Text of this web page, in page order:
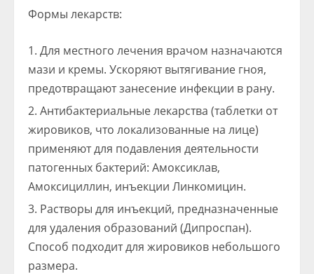
Формы лекарств:
Для местного лечения врачом назначаются
мази и кремы. Ускоряют вытягивание гноя,
предотвращают занесение инфекции в рану.
Антибактериальные лекарства (таблетки от
жировиков, что локализованные на лице)
применяют для подавления деятельности
патогенных бактерий: Амоксиклав,
Амоксициллин, инъекции Линкомицин.
Растворы для инъекций, предназначенные
для удаления образований (Дипроспан).
Способ подходит для жировиков небольшого
размера.